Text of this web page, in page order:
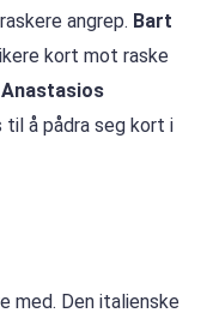
angrep. Bart
kort mot raske
Anastasios
til å pådra seg kort i
med. Den italienske